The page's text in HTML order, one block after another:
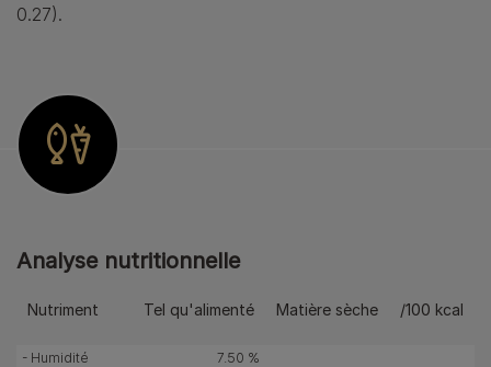
0.27).
Analyse nutritionnelle
Nutriment Tel qu'alimenté Matière sèche /100 kcal
- Humidité
7.50 %